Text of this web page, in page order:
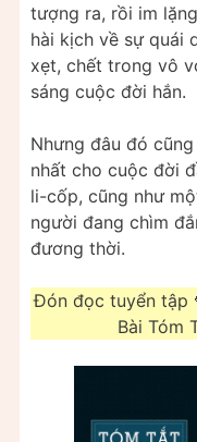
tượng ra, rồi im
hài kịch về sự quái
xẹt, chết trong vô
sáng cuộc đời hắn.
Nhưng đâu đó
nhất cho cuộc đời
li-cốp, cũng như
người đang chìm
đương thời.
Đón đọc tuyển tập
Bài Tóm